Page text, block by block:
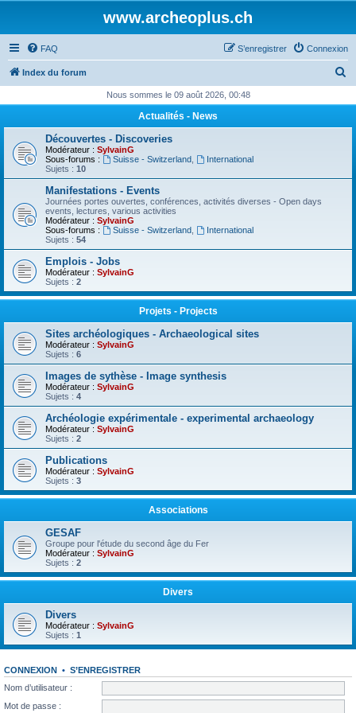
www.archeoplus.ch
FAQ Connexion
S’enregistrer
Index du forum
h
Nous sommes le 09 août 2026, 00:48
Actualités - News
Découvertes - Discoveries
Modérateur : SylvainG
Sous-forums :
Suisse - Switzerland,
International
Sujets : 10
Manifestations - Events
Journées portes ouvertes, conférences, activités diverses - Open days
events, lectures, various activities
Modérateur : SylvainG
Sous-forums :
Suisse - Switzerland,
International
Sujets : 54
Emplois - Jobs
Modérateur : SylvainG
Sujets : 2
Projets - Projects
Sites archéologiques - Archaeological sites
Modérateur : SylvainG
Sujets : 6
Images de sythèse - Image synthesis
Modérateur : SylvainG
Sujets : 4
Archéologie expérimentale - experimental archaeology
Modérateur : SylvainG
Sujets : 2
Publications
Modérateur : SylvainG
Sujets : 3
Associations
GESAF
Groupe pour l'étude du second âge du Fer
Modérateur : SylvainG
Sujets : 2
Divers
Divers
Modérateur : SylvainG
Sujets : 1
CONNEXION • S’ENREGISTRER
Nom d’utilisateur :
Mot de passe :